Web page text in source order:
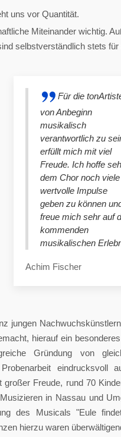
uns vor Quantität.
Miteinander wichtig.
selbstverständlich stets für
Für die
von Anbeginn
musikalisch
verantwortlich zu
erfüllt mich mit viel
Freude. Ich hoffe
dem Chor noch viele
wertvolle Impulse
geben zu können
freue mich sehr auf
kommenden
musikalischen
Achim Fischer
jungen
hierauf ein
Gründung von
eindrucksvoll
großer Freude, rund 70
in Nassau und
des Musicals "Eule
hierzu waren